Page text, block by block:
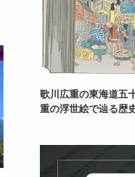
歌川広重の東海道五
重の浮世絵で辿る歴